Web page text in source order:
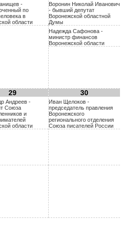
-
по
в
области
Воронин Николай Иванович
- бывший депутат
Воронежской областной
Думы
Надежда Сафонова -
министр финансов
Воронежской области
29
Андреев -
Союза
и
области
30
Иван Щелоков -
председатель правления
Воронежского
регионального отделения
Союза писателей России